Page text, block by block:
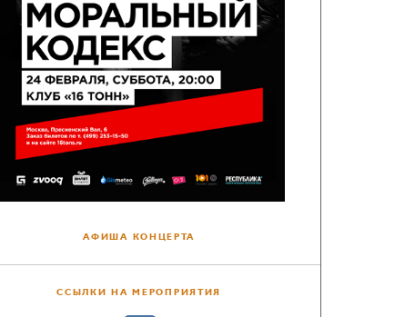
АФИША КОНЦЕРТА
ССЫЛКИ НА МЕРОПРИЯТИЯ